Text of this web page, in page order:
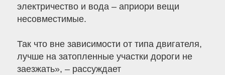
электричество и вода – априори вещи
несовместимые.
Так что вне зависимости от типа двигателя,
лучше на затопленные участки дороги не
заезжать», – рассуждает